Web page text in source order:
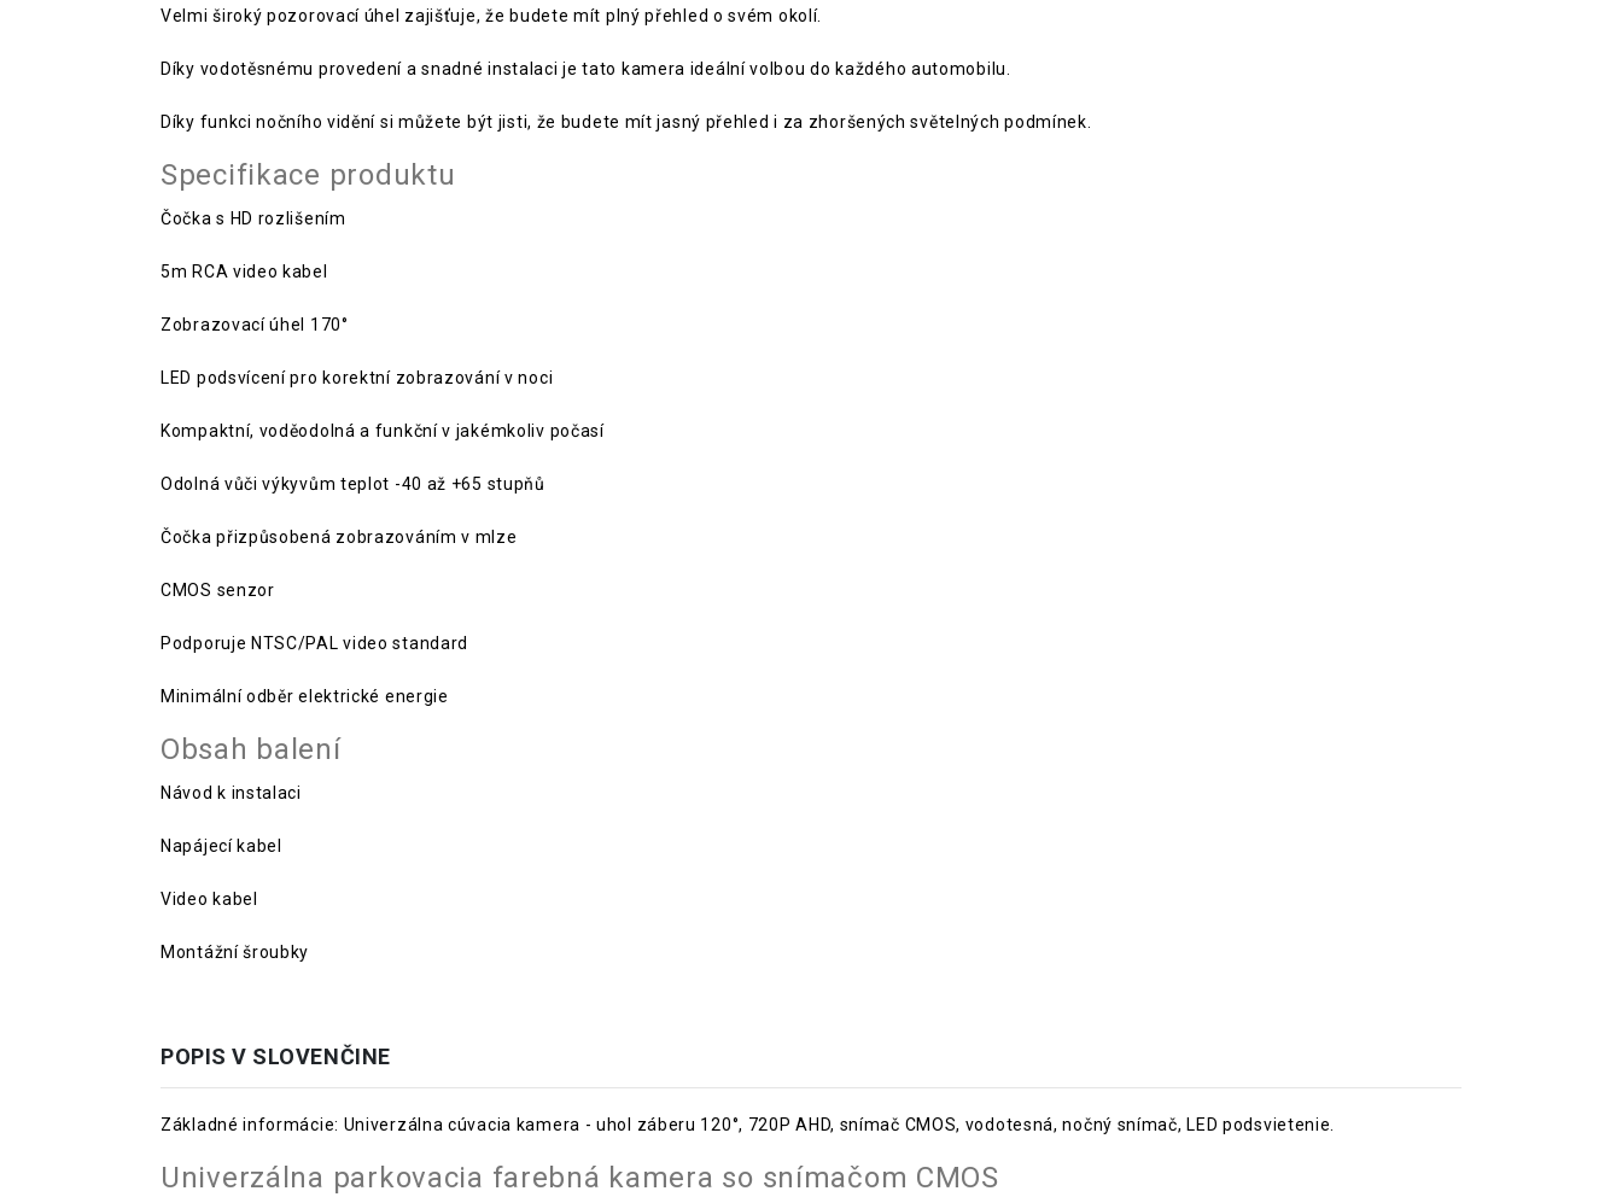
Velmi široký pozorovací úhel zajišťuje, že budete mít plný přehled o svém okolí.
Díky vodotěsnému provedení a snadné instalaci je tato kamera ideální volbou do každého automobilu.
Díky funkci nočního vidění si můžete být jisti, že budete mít jasný přehled i za zhoršených světelných podmínek.
Specifikace produktu
Čočka s HD rozlišením
5m RCA video kabel
Zobrazovací úhel 170°
LED podsvícení pro korektní zobrazování v noci
Kompaktní, voděodolná a funkční v jakémkoliv počasí
Odolná vůči výkyvům teplot -40 až +65 stupňů
Čočka přizpůsobená zobrazováním v mlze
CMOS senzor
Podporuje NTSC/PAL video standard
Minimální odběr elektrické energie
Obsah balení
Návod k instalaci
Napájecí kabel
Video kabel
Montážní šroubky
POPIS V SLOVENČINE
Základné informácie: Univerzálna cúvacia kamera - uhol záberu 120°, 720P AHD, snímač CMOS, vodotesná, nočný snímač, LED podsvietenie.
Univerzálna parkovacia farebná kamera so snímačom CMOS